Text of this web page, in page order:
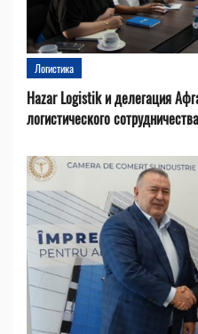
Логистика
Hazar Logistik и делегация
логистического сотрудничества